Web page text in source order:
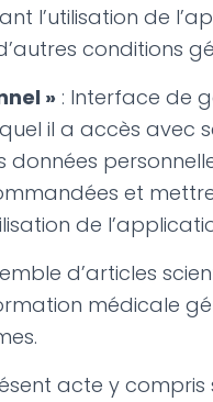
l’utilisation de
conditions
» : Interface de
il a accès avec
données
et
de
d’articles
médicale
acte y